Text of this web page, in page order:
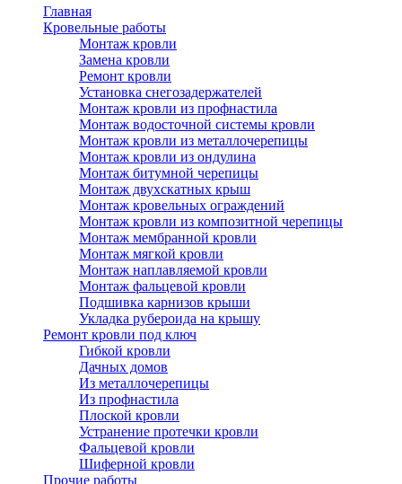
Главная
Кровельные работы
Монтаж кровли
Замена кровли
Ремонт кровли
Установка снегозадержателей
Монтаж кровли из профнастила
Монтаж водосточной системы кровли
Монтаж кровли из металлочерепицы
Монтаж кровли из ондулина
Монтаж битумной черепицы
Монтаж двухскатных крыш
Монтаж кровельных ограждений
Монтаж кровли из композитной черепицы
Монтаж мембранной кровли
Монтаж мягкой кровли
Монтаж наплавляемой кровли
Монтаж фальцевой кровли
Подшивка карнизов крыши
Укладка рубероида на крышу
Ремонт кровли под ключ
Гибкой кровли
Дачных домов
Из металлочерепицы
Из профнастила
Плоской кровли
Устранение протечки кровли
Фальцевой кровли
Шиферной кровли
Прочие работы